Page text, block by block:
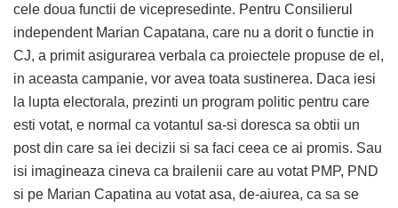
cele doua functii de vicepresedinte. Pentru Consilierul
independent Marian Capatana, care nu a dorit o functie in
CJ, a primit asigurarea verbala ca proiectele propuse de el,
in aceasta campanie, vor avea toata sustinerea. Daca iesi
la lupta electorala, prezinti un program politic pentru care
esti votat, e normal ca votantul sa-si doresca sa obtii un
post din care sa iei decizii si sa faci ceea ce ai promis. Sau
isi imagineaza cineva ca brailenii care au votat PMP, PND
si pe Marian Capatina au votat asa, de-aiurea, ca sa se